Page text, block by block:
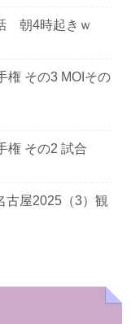
朝4時起きｗ
権 その3 MOIその
権 その2 試合
古屋2025（3）観